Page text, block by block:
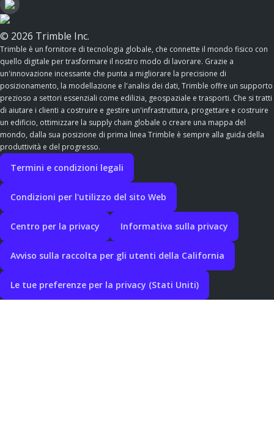
© 2026 Trimble Inc.
Trimble è un fornitore di tecnologia globale, che connette il mondo fisico con
quello digitale per trasformare il nostro modo di lavorare. Grazie a
un'innovazione incessante che punta a migliorare la precisione di
posizionamento, la modellazione e l'analisi dei dati, Trimble offre un supporto
prezioso a settori essenziali come edilizia, geospaziale e trasporti. Che si tratti
di aiutare i clienti a costruire e gestire un'infrastruttura, progettare e costruire
un edificio, ottimizzare la supply chain globale o creare una mappa del
mondo, dalla sua posizione di prima linea Trimble è sempre alla guida della
produttività e del progresso.
Termini e condizioni legali
Condizioni per l'utilizzo del sito Web
Centro per la privacy Informativa sulla privacy
Avviso sulla raccolta per gli utenti della California
Le tue preferenze per la privacy (Stati Uniti)